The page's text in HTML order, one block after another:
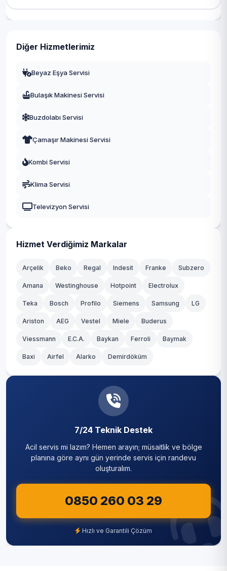
Diğer Hizmetlerimiz
Beyaz Eşya Servisi
Bulaşık Makinesi Servisi
Buzdolabı Servisi
Çamaşır Makinesi Servisi
Kombi Servisi
Klima Servisi
Televizyon Servisi
Hizmet Verdiğimiz Markalar
Arçelik Beko Regal Indesit Franke Subzero
Amana Westinghouse Hotpoint Electrolux
Teka Bosch Profilo Siemens Samsung LG
Ariston AEG Vestel Miele Buderus
Viessmann E.C.A. Baykan Ferroli Baymak
Baxi Airfel Alarko Demirdöküm
7/24 Teknik Destek
Acil servis mi lazım? Hemen arayın; müsaitlik ve bölge
planına göre aynı gün yerinde servis için randevu
oluşturalım.
0850 260 03 29
Hızlı ve Garantili Çözüm